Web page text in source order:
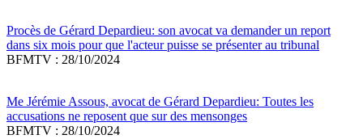
Procès de Gérard Depardieu: son avocat va demander un report
dans six mois pour que l'acteur puisse se présenter au tribunal
BFMTV : 28/10/2024
Me Jérémie Assous, avocat de Gérard Depardieu: Toutes les
accusations ne reposent que sur des mensonges
BFMTV : 28/10/2024